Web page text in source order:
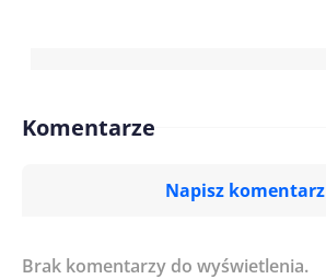
Komentarze
Napisz komentarz
Imię/ Nick*
Brak komentarzy do wyświetlenia.